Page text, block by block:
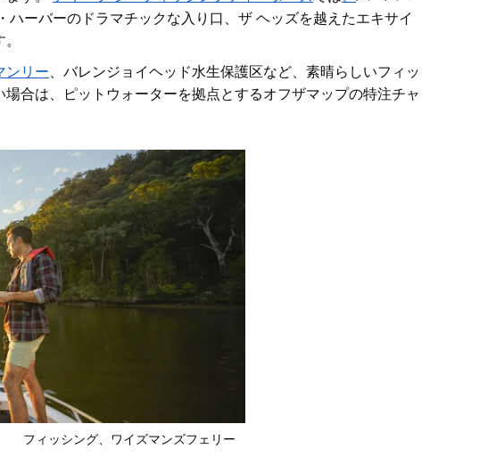
ーバーのドラマチックな入り口、ザ ヘッズを越えたエキサイ
ンリー 、バレンジョイヘッド水生保護区など、 素晴らしいフィッ
場合は、ピットウォーターを拠点とするオフザマップの特注チャ
フィッシング、ワイズマンズフェリー